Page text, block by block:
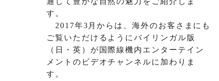
す。
2017年3月からは、海外のお客さまにも
ご覧いただけるようにバイリンガル版
（日・英）が国際線機内エンターテイン
メントのビデオチャンネルに加わりま
す。